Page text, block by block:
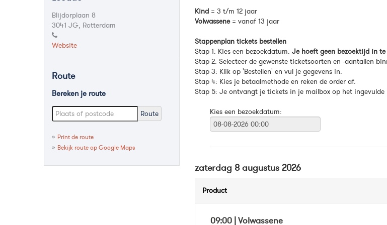
Blijdorplaan 8
3041 JG, Rotterdam
Website
Route
Bereken je route
Route
» Print de route
» Bekijk route op Google Maps
Kind = 3 t/m 12 jaar
Volwassene= vanaf 13 jaar
Stappenplan tickets bestellen
Stap 1: Kies een bezoekdatum. Je hoeft geen bezoektijd in te
Stap 2: Selecteer de gewenste ticketsoorten en -aantallen
Stap 3: Klik op 'Bestellen' en vul je gegevens in.
Stap 4: Kies je betaalmethode en reken de order af.
Stap 5: Je ontvangt je tickets in je mailbox op het ingevulde
Kies een bezoekdatum:
zaterdag 8 augustus 2026
Product
09:00 | Volwassene